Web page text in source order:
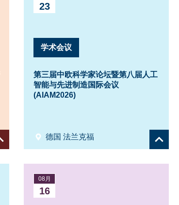
23
学术会议
第三届中欧科学家论坛暨第八届人工
智能与先进制造国际会议
(AIAM2026)
德国 法兰克福
08月
16